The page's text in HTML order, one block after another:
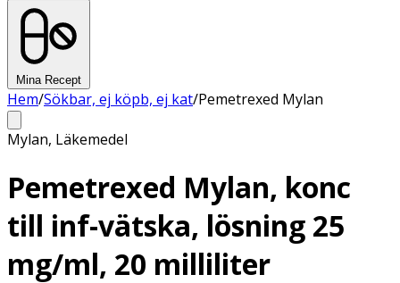
Mina Recept
Hem/Sökbar, ej köpb, ej kat/Pemetrexed Mylan
Mylan, Läkemedel
Pemetrexed Mylan, konc
till inf-vätska, lösning 25
mg/ml, 20 milliliter